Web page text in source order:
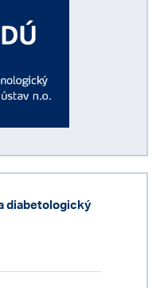
diabetologický